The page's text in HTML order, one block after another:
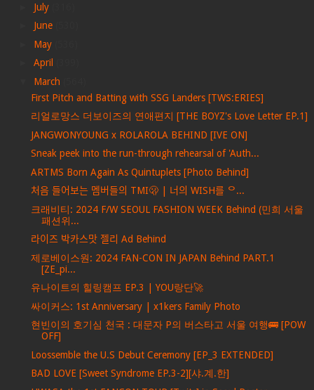
July
June
May
April
March
First Pitch and Batting with SSG Landers [TWS:ERIES]
리얼로망스 더보이즈의 연애편지 [THE BOYZ's Love Letter EP.1]
JANGWONYOUNG x ROLAROLA BEHIND [IVE ON]
Sneak peek into the run-through rehearsal of 'Auth...
ARTMS Born Again As Quintuplets [Photo Behind]
처음 들어보는 멤버들의 TMI🫢 | 너의 WISH를 ᄋ...
크래비티: 2024 F/W SEOUL FASHION WEEK Behind (민희 서울
패션위...
라이즈 박카스맛 젤리 Ad Behind
제로베이스원: 2024 FAN-CON IN JAPAN Behind PART.1
[ZE_pi...
유나이트의 힐링캠프 EP.3 | YOU랑단🚀
싸이커스: 1st Anniversary | x1kers Family Photo
현빈이의 호기심 천국 : 대문자 P의 버스타고 서울 여행🚌 [POW
OFF]
Loossemble the U.S Debut Ceremony [EP_3 EXTENDED]
BAD LOVE [Sweet Syndrome EP.3-2][샤.계.한]